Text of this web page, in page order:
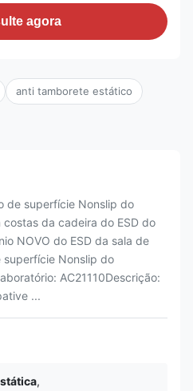
agora
anti tamborete estático
de superfície Nonslip do
da cadeira do ESD do
NOVO do ESD da sala de
Nonslip do
AC21110Descrição:
...
,